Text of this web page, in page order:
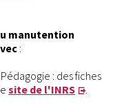
manutention
:
Pédagogie : des fiches
site de l'INRS .